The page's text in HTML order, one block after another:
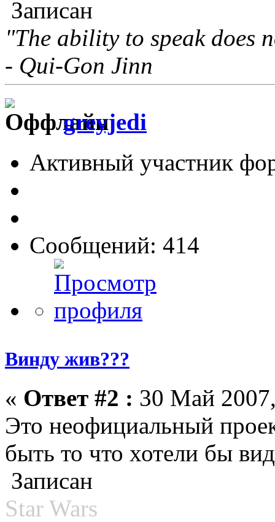
Записан
"The ability to speak does
- Qui-Gon Jinn
greyjedi
Активный участник
Сообщений: 414
Винду жив???
« Ответ #2 : 30 Май
Это неофициальный
быть то что хотели бы
Записан
Star Wars